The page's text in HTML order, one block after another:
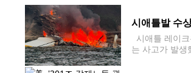
시애틀발 수
시애틀 레이
는 사고가 발생